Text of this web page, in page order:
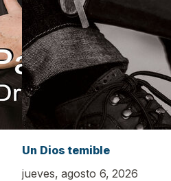
Un Dios temible
jueves, agosto 6, 2026